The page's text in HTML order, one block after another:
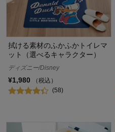
拭ける素材のふかふかトイレマ
ット（選べるキャラクター）
ディズニー/Disney
¥1,980
（税込）
(58)